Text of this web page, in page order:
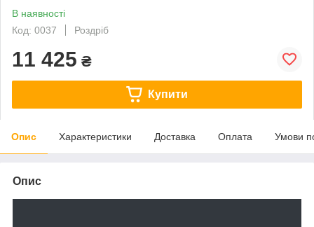
В наявності
Код: 0037
Роздріб
11 425 ₴
Купити
Опис Характеристики Доставка Оплата Умови
Опис